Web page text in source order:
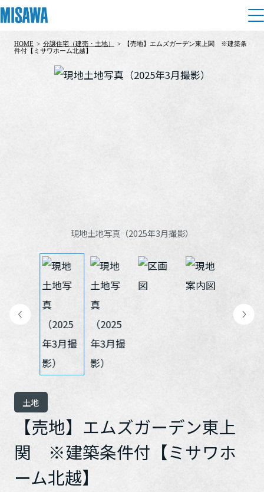
住まい
デザイナーズギャラリー
インテリア
住まいづくりガイド
買う
分譲住宅（建売・土地）検索
中古住宅検索
スムストック検索
分譲マンション検索
売る [MISAWA RELAY]
土地活用実例
法人のお客さま
企業不動産活用（CRE）戦略
社宅建築
医療・介護・子育て・障がい福祉施設
これから土地活用・賃貸経営をご検討の方
土地活用の基礎から長期安定経営を目指すオーナー様まで、賃貸経
営に役立つ多彩な情報を幅広くお届けします。
リフォームの流れ
リフォームメニュー
リフォーム事例
事業用
事業用リノベーション
リフォーム営業所
これからリフォームをご検討の方
再開発・官民連携事業
分譲マンション開発事業
収益不動産・投資開発事業
建築再生事業
事業用地・事業用建物
分譲用地
住まいるりんぐ（ロングサポート）
保証制度
アフターメンテナンス
ミサワリフォーム
ご相談窓口
お客様センター
企業・IR
ニュース
MISAWAについて
ミサワホームグループ
IR情報
SDGs
環境活動
カタログ請求
住まいのご相談
HOME> 分譲住宅（建売・土地） >
【売地】エムズガーデン東上関 ※建築条
件付【ミサワホーム北越】
土地
【売地】エムズガーデン東上
関 ※建築条件付【ミサワホ
ーム北越】
現地土地写真（2025年3月撮影）